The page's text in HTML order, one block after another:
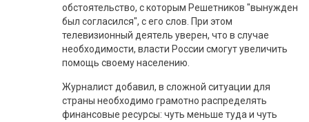
обстоятельство, с которым Решетников "вынужден
был согласился", с его слов. При этом
телевизионный деятель уверен, что в случае
необходимости, власти России смогут увеличить
помощь своему населению.
Журналист добавил, в сложной ситуации для
страны необходимо грамотно распределять
финансовые ресурсы: чуть меньше туда и чуть